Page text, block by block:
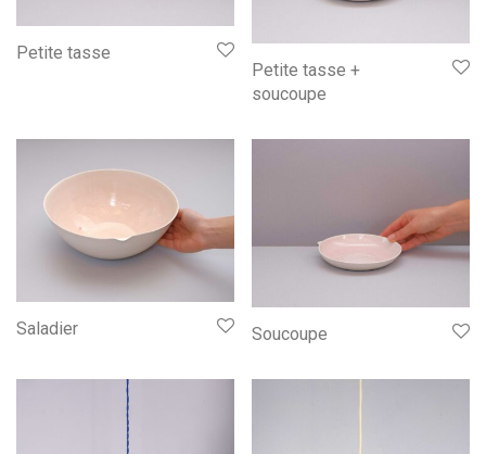
Petite tasse
Petite tasse +
soucoupe
Saladier Soucoupe